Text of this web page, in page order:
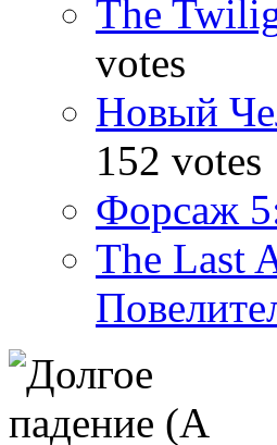
The
votes
Новый
152 votes
Форсаж
The Last